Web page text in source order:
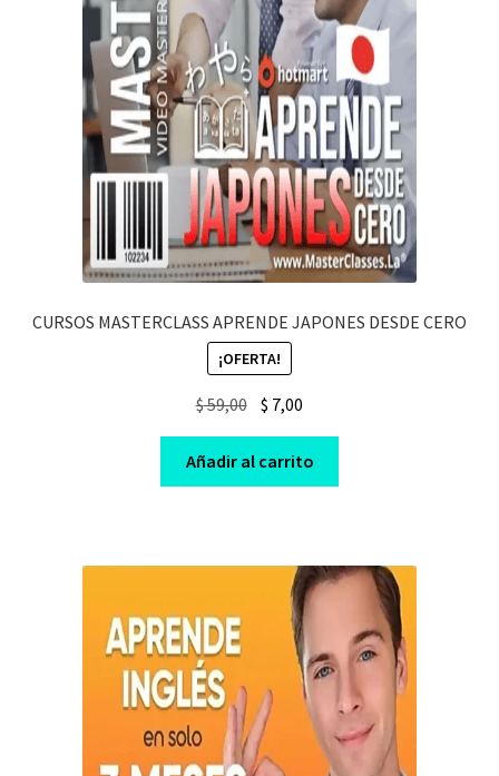
CURSOS MASTERCLASS APRENDE JAPONES DESDE CERO
¡OFERTA!
$59,00 Original
was:
$ 59,00.
$ 7,00
is:
$ 7,00.
Añadir al carrito